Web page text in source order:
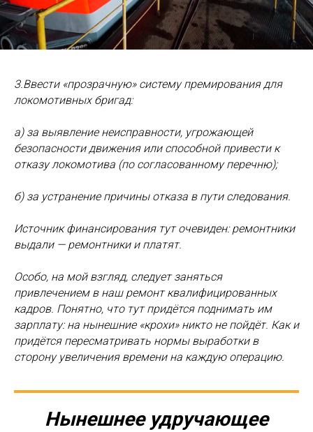
3.Ввести «прозрачную» систему премирования для
локомотивных бригад:
а) за выявление неисправности, угрожающей
безопасности движения или способной привести к
отказу локомотива (по согласованному перечню);
б) за устранение причины отказа в пути следования.
Источник финансирования тут очевиден: ремонтники
выдали — ремонтники и платят.
Особо, на мой взгляд, следует заняться
привлечением в наш ремонт квалифицированных
кадров. Понятно, что тут придётся поднимать им
зарплату: на нынешние «крохи» никто не пойдёт. Как и
придётся пересматривать нормы выработки в
сторону увеличения времени на каждую операцию.
Нынешнее удручающее